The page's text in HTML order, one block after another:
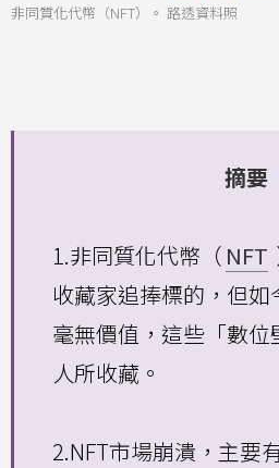
非同質化代幣（NFT）。 路透資料照
摘要
1.非同質化代幣（ NFT
收藏家追捧標的，但
毫無價值，這些「數
人所收藏。
2.NFT市場崩潰，主要